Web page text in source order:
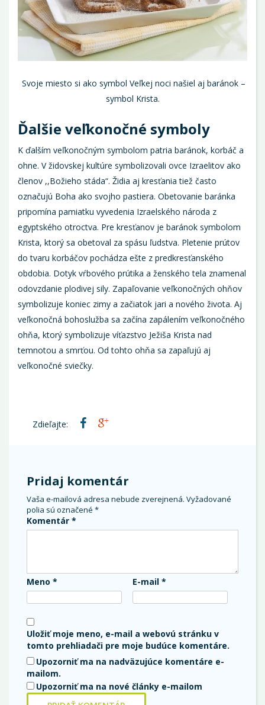
Svoje miesto si ako symbol Veľkej noci našiel aj baránok –
symbol Krista.
Ďalšie veľkonočné symboly
K ďalším veľkonočným symbolom patria baránok, korbáč a
ohne. V židovskej kultúre symbolizovali ovce Izraelitov ako
členov ,,Božieho stáda“. Židia aj kresťania tiež často
označujú Boha ako svojho pastiera. Obetovanie baránka
pripomína pamiatku vyvedenia Izraelského národa z
egyptského otroctva. Pre kresťanov je baránok symbolom
Krista, ktorý sa obetoval za spásu ľudstva. Pletenie prútov
do tvaru korbáčov pochádza ešte z predkresťanského
obdobia. Dotyk vŕbového prútika a ženského tela znamenal
odovzdanie plodivej sily. Zapaľovanie veľkonočných ohňov
symbolizuje koniec zimy a začiatok jari a nového života. Aj
veľkonočná bohoslužba sa začína zapálením veľkonočného
ohňa, ktorý symbolizuje víťazstvo Ježiša Krista nad
temnotou a smrťou. Od tohto ohňa sa zapaľujú aj
veľkonočné sviečky.
Zdieľajte:
Pridaj komentár
Vaša e-mailová adresa nebude zverejnená. Vyžadované
polia sú označené *
Komentár *
Meno * E-mail *
Uložiť moje meno, e-mail a webovú stránku v
tomto prehliadači pre moje budúce komentáre.
Upozorniť ma na nadväzujúce komentáre e-
mailom.
Upozorniť ma na nové články e-mailom